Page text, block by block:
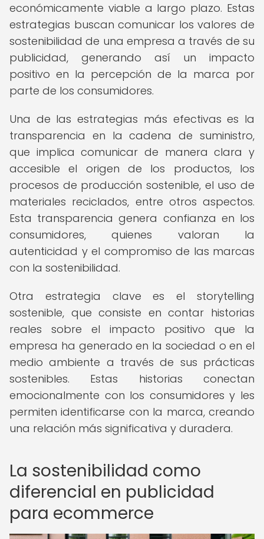
económicamente viable a largo plazo. Estas
estrategias buscan comunicar los valores de
sostenibilidad de una empresa a través de su
publicidad, generando así un impacto
positivo en la percepción de la marca por
parte de los consumidores.
Una de las estrategias más efectivas es la
transparencia en la cadena de suministro,
que implica comunicar de manera clara y
accesible el origen de los productos, los
procesos de producción sostenible, el uso de
materiales reciclados, entre otros aspectos.
Esta transparencia genera confianza en los
consumidores, quienes valoran la
autenticidad y el compromiso de las marcas
con la sostenibilidad.
Otra estrategia clave es el storytelling
sostenible, que consiste en contar historias
reales sobre el impacto positivo que la
empresa ha generado en la sociedad o en el
medio ambiente a través de sus prácticas
sostenibles. Estas historias conectan
emocionalmente con los consumidores y les
permiten identificarse con la marca, creando
una relación más significativa y duradera.
La sostenibilidad como
diferencial en publicidad
para ecommerce